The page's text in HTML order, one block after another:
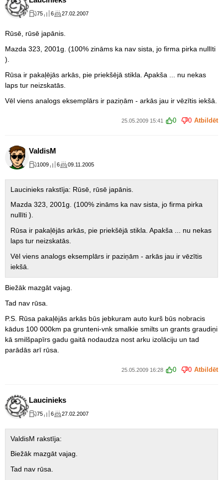
75 6 27.02.2007
Rūsē, rūsē japānis.
Mazda 323, 2001g. (100% zināms ka nav sista, jo firma pirka nullīti
).
Rūsa ir pakaļējās arkās, pie priekšējā stikla. Apakša ... nu nekas
laps tur neizskatās.
Vēl viens analogs eksemplārs ir paziņām - arkās jau ir vēzītis iekšā.
25.05.2009 15:41 0 0 Atbildēt
ValdisM
1009 6 09.11.2005
Laucinieks rakstīja: Rūsē, rūsē japānis.
Mazda 323, 2001g. (100% zināms ka nav sista, jo firma pirka
nullīti ).
Rūsa ir pakaļējās arkās, pie priekšējā stikla. Apakša ... nu nekas
laps tur neizskatās.
Vēl viens analogs eksemplārs ir paziņām - arkās jau ir vēzītis
iekšā.
Biežāk mazgāt vajag.
Tad nav rūsa.
P.S. Rūsa pakaļējās arkās būs jebkuram auto kurš būs nobracis
kādus 100 000km pa grunteni-vnk smalkie smilts un grants graudiņi
kā smilšpapīrs gadu gaitā nodaudza nost arku izolāciju un tad
parādās arī rūsa.
25.05.2009 16:28 0 0 Atbildēt
Laucinieks
75 6 27.02.2007
ValdisM rakstīja:
Biežāk mazgāt vajag.
Tad nav rūsa.